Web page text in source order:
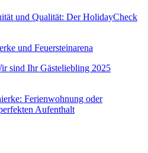
und Qualität: Der HolidayCheck
und Feuersteinarena
sind Ihr Gästeliebling 2025
Ferienwohnung oder
Aufenthalt